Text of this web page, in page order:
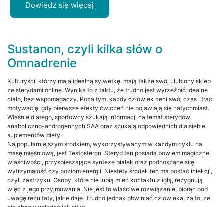
Dowiedz się więcej
Sustanon, czyli kilka słów o
Omnadrenie
Kulturyści, którzy mają idealną sylwetkę, mają także swój ulubiony sklep
ze sterydami online. Wynika to z faktu, że trudno jest wyrzeźbić idealne
ciało, bez wspomagaczy. Poza tym, każdy człowiek ceni swój czas i traci
motywację, gdy pierwsze efekty ćwiczeń nie pojawiają się natychmiast.
Właśnie dlatego, sportowcy szukają informacji na temat sterydów
anaboliczno-androgennych SAA oraz szukają odpowiednich dla siebie
suplementów diety.
Najpopularniejszym środkiem, wykorzystywanym w każdym cyklu na
masę mięśniową, jest Testosteron. Steryd ten posiada bowiem magiczne
właściwości, przyspieszające syntezę białek oraz podnoszące siłę,
wytrzymałość czy poziom energii. Niestety środek ten ma postać iniekcji,
czyli zastrzyku. Osoby, które nie lubią mieć kontaktu z igłą, rezygnują
więc z jego przyjmowania. Nie jest to właściwe rozwiązanie, biorąc pod
uwagę rezultaty, jakie daje. Trudno jednak obwiniać człowieka, za to, że